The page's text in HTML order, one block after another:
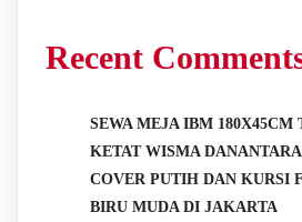
Recent
SEWA MEJA IBM
KETAT WISMA DANANTARA
COVER PUTIH DAN KURSI
BIRU MUDA DI JAKARTA